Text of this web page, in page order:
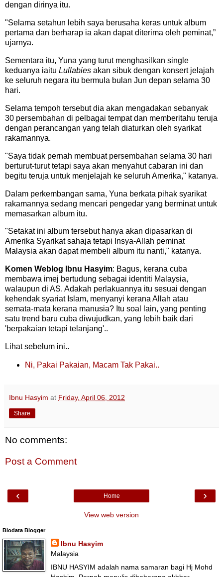
dengan dirinya itu.
"Selama setahun lebih saya berusaha keras untuk album
pertama dan berharap ia akan dapat diterima oleh peminat,”
ujarnya.
Sementara itu, Yuna yang turut menghasilkan single
keduanya iaitu Lullabies akan sibuk dengan konsert jelajah
ke seluruh negara itu bermula bulan Jun depan selama 30
hari.
Selama tempoh tersebut dia akan mengadakan sebanyak
30 persembahan di pelbagai tempat dan memberitahu teruja
dengan perancangan yang telah diaturkan oleh syarikat
rakamannya.
"Saya tidak pernah membuat persembahan selama 30 hari
berturut-turut tetapi saya akan menyahut cabaran ini dan
begitu teruja untuk menjelajah ke seluruh Amerika," katanya.
Dalam perkembangan sama, Yuna berkata pihak syarikat
rakamannya sedang mencari pengedar yang berminat untuk
memasarkan album itu.
"Setakat ini album tersebut hanya akan dipasarkan di
Amerika Syarikat sahaja tetapi Insya-Allah peminat
Malaysia akan dapat membeli album itu nanti," katanya.
Komen Weblog Ibnu Hasyim: Bagus, kerana cuba
membawa imej bertudung sebagai identiti Malaysia,
walaupun di AS. Adakah perlakuannya itu sesuai dengan
kehendak syariat Islam, menyanyi kerana Allah atau
semata-mata kerana manusia? Itu soal lain, yang penting
satu trend baru cuba diwujudkan, yang lebih baik dari
'berpakaian tetapi telanjang'..
Lihat sebelum ini..
Ni, Pakai Pakaian, Macam Tak Pakai..
Ibnu Hasyim at Friday, April 06, 2012
Share
No comments:
Post a Comment
‹ ›
Home
View web version
Biodata Blogger
Ibnu Hasyim
Malaysia
IBNU HASYIM adalah nama samaran bagi Hj Mohd